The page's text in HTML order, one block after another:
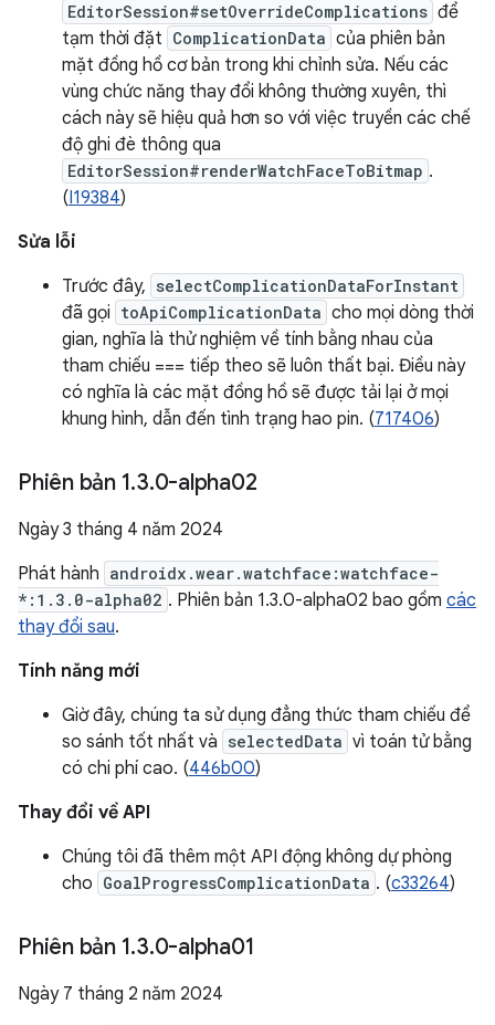
EditorSession#setOverrideComplications để
tạm thời đặt ComplicationData của phiên bản
mặt đồng hồ cơ bản trong khi chỉnh sửa. Nếu các
vùng chức năng thay đổi không thường xuyên, thì
cách này sẽ hiệu quả hơn so với việc truyền các chế
độ ghi đè thông qua
EditorSession#renderWatchFaceToBitmap .
(I19384)
Sửa lỗi
Trước đây, selectComplicationDataForInstant
đã gọi toApiComplicationData cho mọi dòng thời
gian, nghĩa là thử nghiệm về tính bằng nhau của
tham chiếu === tiếp theo sẽ luôn thất bại. Điều này
có nghĩa là các mặt đồng hồ sẽ được tải lại ở mọi
khung hình, dẫn đến tình trạng hao pin. (717406)
Phiên bản 1.3.0-alpha02
Ngày 3 tháng 4 năm 2024
Phát hành androidx.wear.watchface:watchface-
*:1.3.0-alpha02 . Phiên bản 1.3.0-alpha02 bao gồm các
thay đổi sau.
Tính năng mới
Giờ đây, chúng ta sử dụng đẳng thức tham chiếu để
so sánh tốt nhất và selectedData vì toán tử bằng
có chi phí cao. (446b00)
Thay đổi về API
Chúng tôi đã thêm một API động không dự phòng
cho GoalProgressComplicationData . (c33264)
Phiên bản 1.3.0-alpha01
Ngày 7 tháng 2 năm 2024